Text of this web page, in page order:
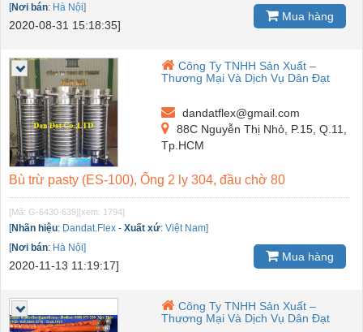
[Nơi bán: Hà Nội]
2020-08-31 15:18:35]
Mua hàng
Công Ty TNHH Sản Xuất –
Thương Mại Và Dịch Vụ Dân Đạt
dandatflex@gmail.com
88C Nguyễn Thị Nhỏ, P.15, Q.11,
Tp.HCM
Bù trừ pasty (ES-100), Ống 2 ly 304, đầu chờ 80
[Mã: G-6430-639][xem: 1794]
[Nhãn hiệu: Dandat.Flex - Xuất xứ: Việt Nam]
[Nơi bán: Hà Nội]
2020-11-13 11:19:17]
Mua hàng
Công Ty TNHH Sản Xuất –
Thương Mại Và Dịch Vụ Dân Đạt